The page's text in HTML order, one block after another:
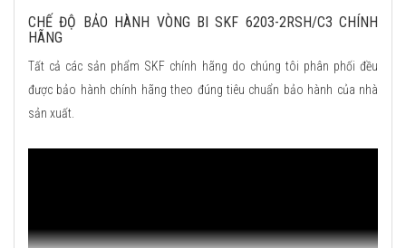
CHẾ ĐỘ BẢO HÀNH VÒNG BI SKF 6203-2RSH/C3 CHÍNH
HÃNG
Tất cả các sản phẩm SKF chính hãng do chúng tôi phân phối đều
được bảo hành chính hãng theo đúng tiêu chuẩn bảo hành của nhà
sản xuất.